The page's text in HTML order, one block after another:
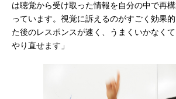
は聴覚から受け取った情報を自分の中で再
っています。視覚に訴えるのがすごく効果
た後のレスポンスが速く、うまくいかなく
やり直せます」